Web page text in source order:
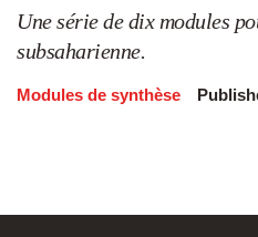
Une série de dix modules
subsaharienne.
Modules de synthèse